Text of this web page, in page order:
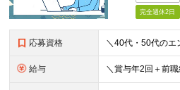
完全週休2日
応募資格
給与